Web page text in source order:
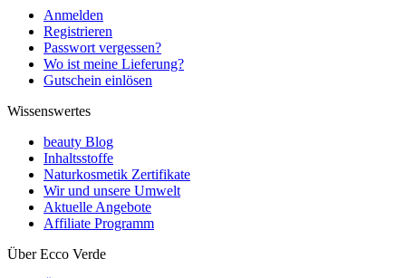
Anmelden
Registrieren
Passwort vergessen?
Wo ist meine Lieferung?
Gutschein einlösen
Wissenswertes
beauty Blog
Inhaltsstoffe
Naturkosmetik Zertifikate
Wir und unsere Umwelt
Aktuelle Angebote
Affiliate Programm
Über Ecco Verde